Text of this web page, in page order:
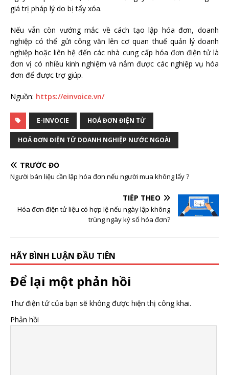
giá trị pháp lý do bị tẩy xóa.
Nếu vẫn còn vướng mắc về cách tạo lập hóa đơn, doanh
nghiệp có thể gửi công văn lên cơ quan thuế quản lý doanh
nghiệp hoặc liên hệ đến các nhà cung cấp hóa đơn điện tử là
đơn vị có nhiều kinh nghiệm và nắm được các nghiệp vụ hóa
đơn để được trợ giúp.
Nguồn: https://einvoice.vn/
E-INVOCIE HOÁ ĐƠN ĐIỆN TỬ
HOÁ ĐƠN ĐIỆN TỬ DOANH NGHIỆP NƯỚC NGOÀI
TRƯỚC ĐÓ
Người bán liệu cần lập hóa đơn nếu người mua không lấy ?
TIẾP THEO
Hóa đơn điện tử liệu có hợp lệ nếu ngày lập không
trùng ngày ký số hóa đơn?
HÃY BÌNH LUẬN ĐẦU TIÊN
Để lại một phản hồi
Thư điện tử của bạn sẽ không được hiện thị công khai.
Phản hồi